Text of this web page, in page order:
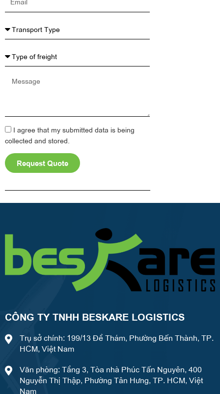
Message
I agree that my submitted data is being
collected and stored.
Request Quote
CÔNG TY TNHH BESKARE LOGISTICS
Trụ sở chính: 199/13 Đề Thám, Phường Bến Thành, TP.
HCM, Việt Nam
Văn phòng: Tầng 3, Tòa nhà Phúc Tấn Nguyên, 400
Nguyễn Thị Thập, Phường Tân Hưng, TP. HCM, Việt
Nam